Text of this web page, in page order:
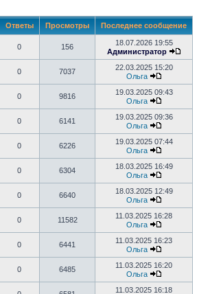
Ответы Просмотры Последнее сообщение
0 156
18.07.2026 19:55
Администратор
0 7037
22.03.2025 15:20
Ольга
0 9816
19.03.2025 09:43
Ольга
0 6141
19.03.2025 09:36
Ольга
0 6226
19.03.2025 07:44
Ольга
0 6304
18.03.2025 16:49
Ольга
0 6640
18.03.2025 12:49
Ольга
0 11582
11.03.2025 16:28
Ольга
0 6441
11.03.2025 16:23
Ольга
0 6485
11.03.2025 16:20
Ольга
11.03.2025 16:18